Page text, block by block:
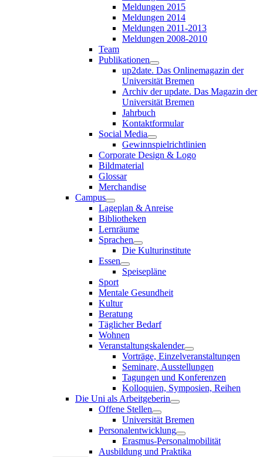
Meldungen 2015
Meldungen 2014
Meldungen 2011-2013
Meldungen 2008-2010
Team
Publikationen
up2date. Das Onlinemagazin der
Universität Bremen
Archiv der update. Das Magazin der
Universität Bremen
Jahrbuch
Kontaktformular
Social Media
Gewinnspielrichtlinien
Corporate Design & Logo
Bildmaterial
Glossar
Merchandise
Campus
Lageplan & Anreise
Bibliotheken
Lernräume
Sprachen
Die Kulturinstitute
Essen
Speisepläne
Sport
Mentale Gesundheit
Kultur
Beratung
Täglicher Bedarf
Wohnen
Veranstaltungskalender
Vorträge, Einzelveranstaltungen
Seminare, Ausstellungen
Tagungen und Konferenzen
Kolloquien, Symposien, Reihen
Die Uni als Arbeitgeberin
Offene Stellen
Universität Bremen
Personalentwicklung
Erasmus-Personalmobilität
Ausbildung und Praktika